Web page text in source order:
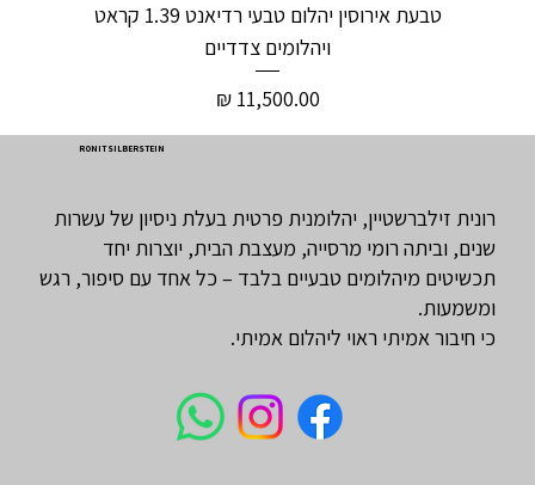
טבעת אירוסין יהלום טבעי רדיאנט 1.39 קראט
ויהלומים צדדיים
מחיר
RONIT SILBERSTEIN
רונית זילברשטיין, יהלומנית פרטית בעלת ניסיון של עשרות
שנים, וביתה רומי מרסייה, מעצבת הבית, יוצרות יחד
תכשיטים מיהלומים טבעיים בלבד – כל אחד עם סיפור, רגש
ומשמעות.
כי חיבור אמיתי ראוי ליהלום אמיתי.